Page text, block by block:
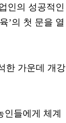
인의 성공적인
’의 첫 문을 열
한 가운데 개강
들에게 체계